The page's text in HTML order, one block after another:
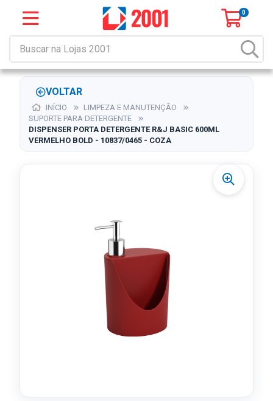
0
VOLTAR
INÍCIO
LIMPEZA E MANUTENÇÃO
SUPORTE PARA DETERGENTE
DISPENSER PORTA DETERGENTE R&J BASIC 600ML
VERMELHO BOLD - 10837/0465 - COZA